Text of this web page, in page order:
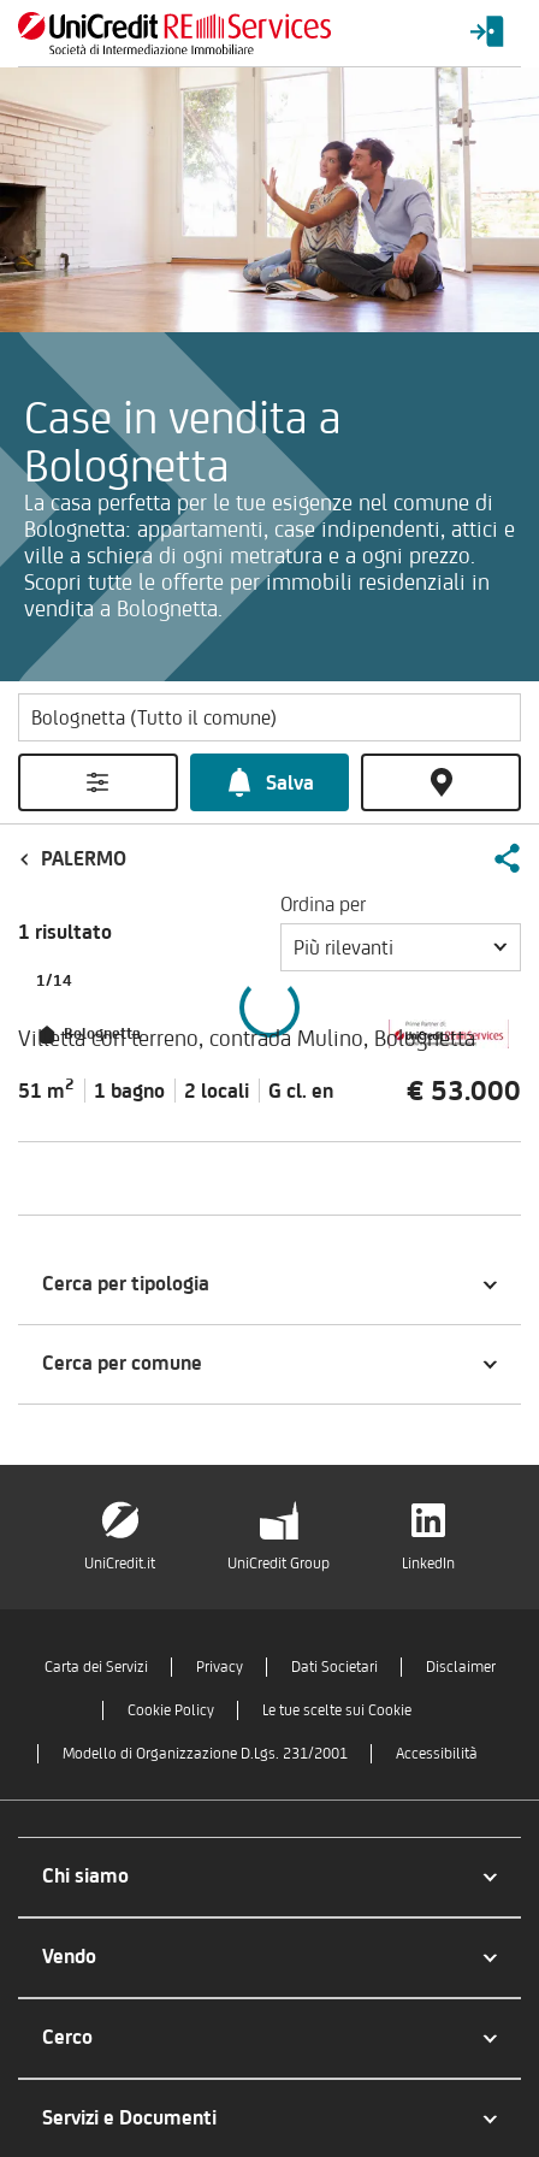
Case in vendita a
Bolognetta
La casa perfetta per le tue esigenze nel comune di
Bolognetta: appartamenti, case indipendenti, attici e
ville a schiera di ogni metratura e a ogni prezzo.
Scopri tutte le offerte per immobili residenziali in
vendita a Bolognetta.
La ricerca verrà inviata automaticamente alla selezione delle
Salva
PALERMO
1 risultato
Ordina per
Più rilevanti
Bolognetta
1/14
Villetta con terreno, contrada Mulino, Bolognetta
51 m2 1 bagno 2 locali G cl. en € 53.000
Cerca per tipologia
Cerca per comune
UniCredit.it UniCredit Group LinkedIn
Carta dei Servizi Privacy Dati Societari Disclaimer
Cookie Policy Le tue scelte sui Cookie
Modello di Organizzazione D.Lgs. 231/2001 Accessibilità
Chi siamo
Vendo
Cerco
Servizi e Documenti